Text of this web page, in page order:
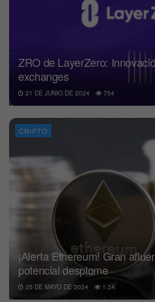
ZRO de LayerZero:
exchanges
21 DE JUNIO DE 2024 754
CRIPTO
¡Alerta Ethereum! Gran
potencial desplome
25 DE MAYO DE 2024 1.5K